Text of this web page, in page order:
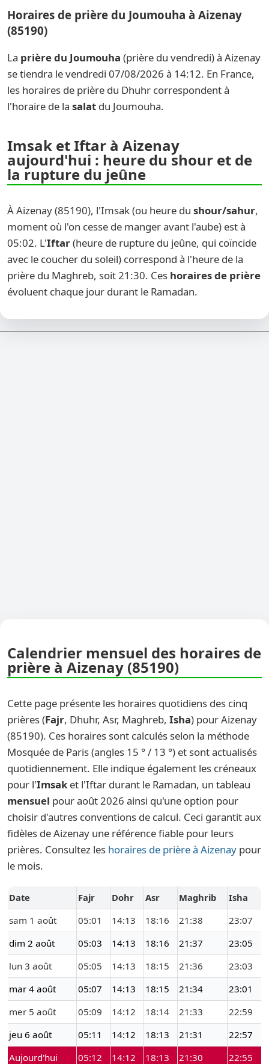
Horaires de prière du Joumouha à Aizenay
(85190)
La prière du Joumouha (prière du vendredi) à Aizenay
se tiendra le vendredi 07/08/2026 à 14:12. En France,
les horaires de prière du Dhuhr correspondent à
l'horaire de la salat du Joumouha.
Imsak et Iftar à Aizenay
aujourd'hui : heure du shour et de
la rupture du jeûne
À Aizenay (85190), l'Imsak (ou heure du shour/sahur,
moment où l'on cesse de manger avant l'aube) est à
05:02. L'Iftar(heure de rupture du jeûne, qui coïncide
avec le coucher du soleil) correspond à l'heure de la
prière du Maghreb, soit 21:30. Ces horaires de prière
évoluent chaque jour durant le Ramadan.
Calendrier mensuel des horaires de
prière à Aizenay (85190)
Cette page présente les horaires quotidiens des cinq
prières (Fajr, Dhuhr, Asr, Maghreb, Isha) pour Aizenay
(85190). Ces horaires sont calculés selon la méthode
Mosquée de Paris (angles 15 ° / 13 °) et sont actualisés
quotidiennement. Elle indique également les créneaux
pour l'Imsak et l'Iftar durant le Ramadan, un tableau
mensuel pour août 2026 ainsi qu'une option pour
choisir d'autres conventions de calcul. Ceci garantit aux
fidèles de Aizenay une référence fiable pour leurs
prières. Consultez les horaires de prière à Aizenay pour
le mois.
Date Fajr Dohr Asr Maghrib
Isha
sam 1 août
05:01 14:13 18:16 21:38
23:07
dim 2 août
05:03 14:13 18:16 21:37
23:05
lun 3 août
05:05 14:13 18:15 21:36
23:03
mar 4 août
05:07 14:13 18:15 21:34
23:01
mer 5 août
05:09 14:12 18:14 21:33
22:59
jeu 6 août
05:11 14:12 18:13 21:31
22:57
Aujourd'hui
05:12 14:12 18:13 21:30
22:55